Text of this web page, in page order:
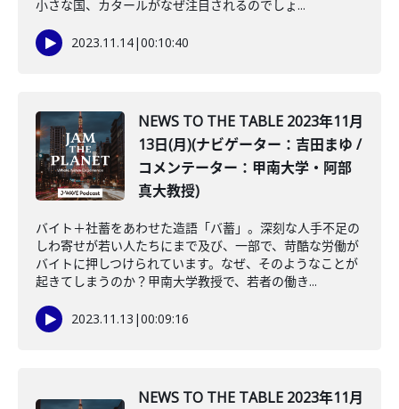
小さな国、カタールがなぜ注目されるのでしょ...
2023.11.14|00:10:40
NEWS TO THE TABLE 2023年11月
13日(月)(ナビゲーター：吉田まゆ /
コメンテーター：甲南大学・阿部
真大教授)
バイト＋社蓄をあわせた造語「バ蓄」。深刻な人手不足の
しわ寄せが若い人たちにまで及び、一部で、苛酷な労働が
バイトに押しつけられています。なぜ、そのようなことが
起きてしまうのか？甲南大学教授で、若者の働き...
2023.11.13 |00:09:16
NEWS TO THE TABLE 2023年11月